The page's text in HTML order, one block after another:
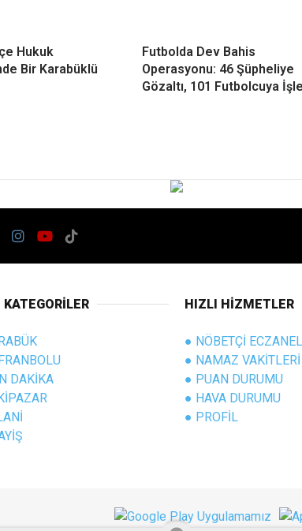
Hukuk
Bir Karabüklü
Futbolda Dev Bahis
Operasyonu: 46 Şüpheliye
Gözaltı, 101 Futbolcuya
DAKİKA
HIZLI HİZMETLER
● NÖBETÇİ
● NAMAZ VAKİTLERİ
● PUAN DURUMU
● HAVA DURUMU
● PROFİL